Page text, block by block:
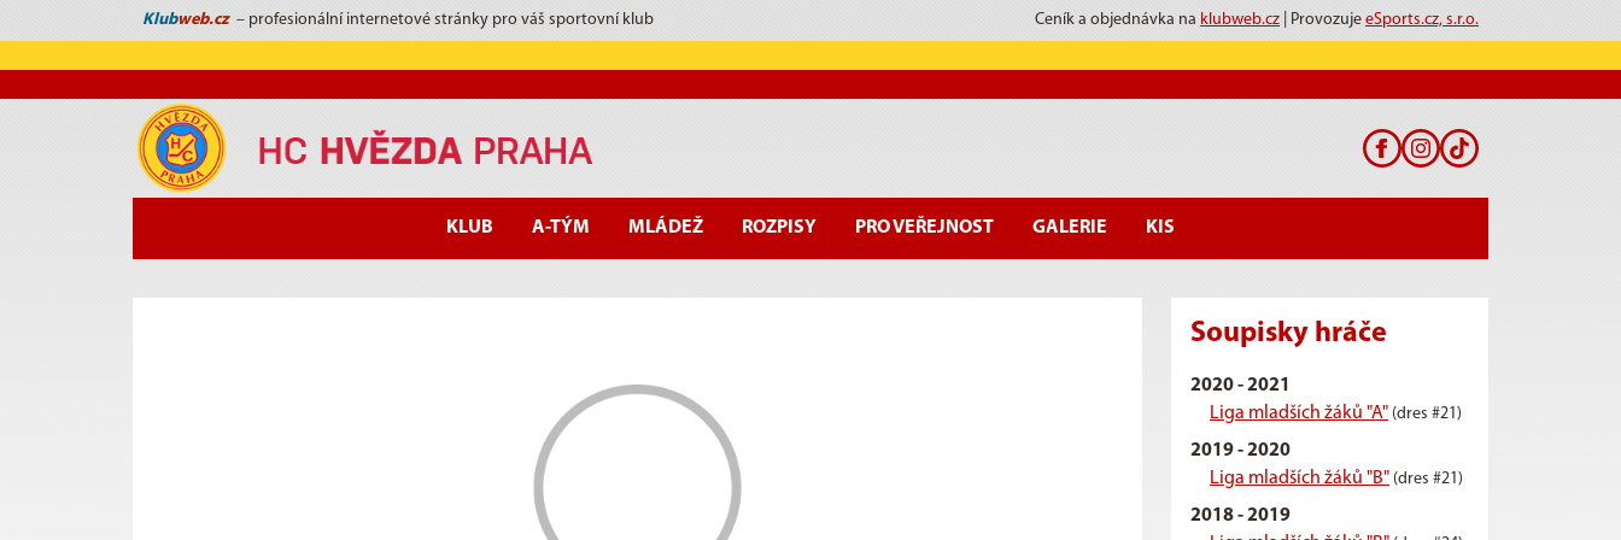
Klubweb.cz – profesionální internetové stránky pro váš sportovní klub Ceník a objednávka na klubweb.cz | Provozuje eSports.cz, s.r.o.
KLUB A-TÝM MLÁDEŽ ROZPISY PRO VEŘEJNOST GALERIE KIS
Soupisky hráče
2020 - 2021
Liga mladších žáků "A" (dres #21)
2019 - 2020
Liga mladších žáků "B" (dres #21)
2018 - 2019